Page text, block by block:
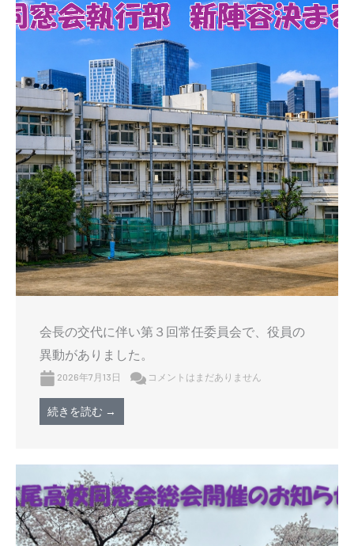
会長の交代に伴い第３回常任委員会で、役員の
異動がありました。
2026年7月13日 コメントはまだありません
続きを読む →